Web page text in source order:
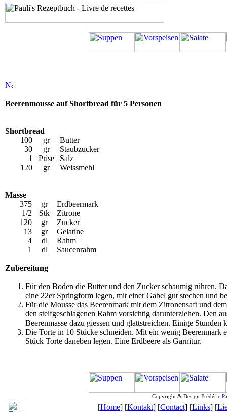
Beerenmousse auf Shortbread für 5 Personen
Shortbread
100
gr
Butter
30
gr
Staubzucker
1
Prise
Salz
120
gr Weissmehl
Masse
375
gr
Erdbeermark
1/2
Stk
Zitrone
120
gr
Zucker
13
gr
Gelatine
4
dl
Rahm
1
dl Saucenrahm
Zubereitung
Für den Boden die Butter und den Zucker schaumig rühren.
eine 22er Springform legen, mit einer Gabel gut stechen und
Für die Mousse das Beerenmark mit dem Zitronensaft und
den steifgeschlagenen Rahm vorsichtig darunterziehen. Den
Beerenmasse dazu giessen und glattstreichen. Einige Stunden
Die Torte in 10 Stücke schneiden. Mit ein wenig Beerenmark
Stück Torte daneben legen. Eine Erdbeere als Garnitur.
Copyright & Design Frédéric
[Home] [Kontakt] [Contact] [Links] [